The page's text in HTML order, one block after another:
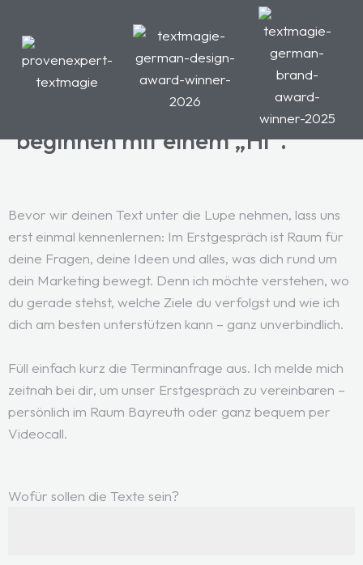
HOME
ÜBER MARA
BLOG
KONTAKT
DU BIST DRAN
Die besten Geschichten
beginnen mit einem „Hi“.
Bevor wir deinen Text unter die Lupe nehmen, lass uns
erst einmal kennenlernen: Im Erstgespräch ist Raum für
deine Fragen, deine Ideen und alles, was dich rund um
dein Marketing bewegt. Denn ich möchte verstehen, wo
du gerade stehst, welche Ziele du verfolgst und wie ich
dich am besten unterstützen kann – ganz unverbindlich.
Füll einfach kurz die Terminanfrage aus. Ich melde mich
zeitnah bei dir, um unser Erstgespräch zu vereinbaren –
persönlich im Raum Bayreuth oder ganz bequem per
Videocall.
Wofür sollen die Texte sein?